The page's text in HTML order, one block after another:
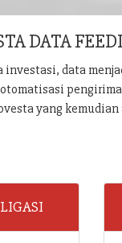
DATA
investasi, data
yang